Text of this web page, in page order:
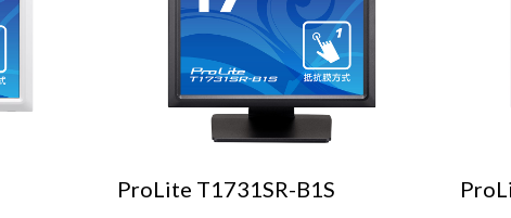
ProLite T1731SR-B1S